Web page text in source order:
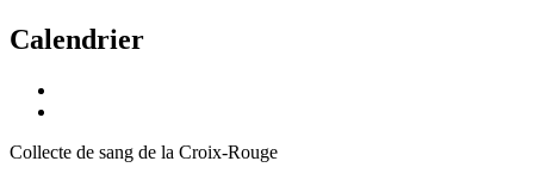
Calendrier
Collecte de sang de la Croix-Rouge